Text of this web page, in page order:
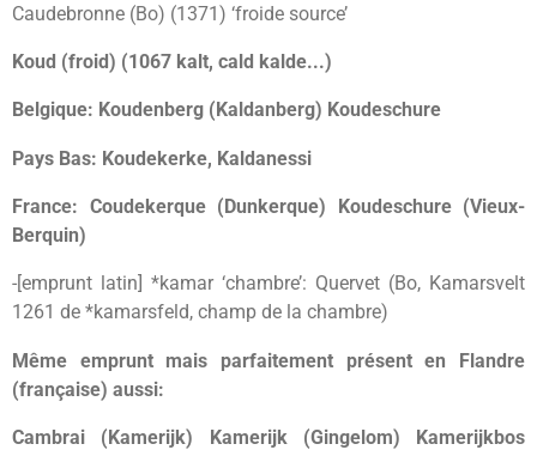
Caudebronne (Bo) (1371) ‘froide source’
Koud (froid) (1067 kalt, cald kalde...)
Belgique: Koudenberg (Kaldanberg) Koudeschure
Pays Bas: Koudekerke, Kaldanessi
France: Coudekerque (Dunkerque) Koudeschure (Vieux-
Berquin)
-[emprunt latin] *kamar ‘chambre’: Quervet (Bo, Kamarsvelt
1261 de *kamarsfeld, champ de la chambre)
Même emprunt mais parfaitement présent en Flandre
(française) aussi:
Cambrai (Kamerijk) Kamerijk (Gingelom) Kamerijkbos